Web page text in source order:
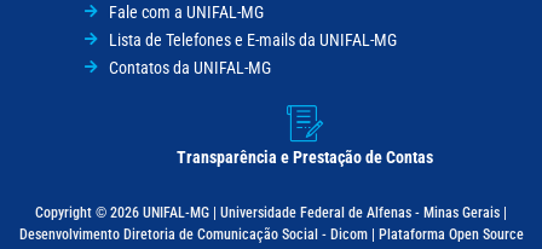
Fale com a UNIFAL-MG
Lista de Telefones e E-mails da UNIFAL-MG
Contatos da UNIFAL-MG
Transparência e Prestação de Contas
Copyright © 2026 UNIFAL-MG | Universidade Federal de Alfenas - Minas Gerais |
Desenvolvimento Diretoria de Comunicação Social - Dicom | Plataforma Open Source